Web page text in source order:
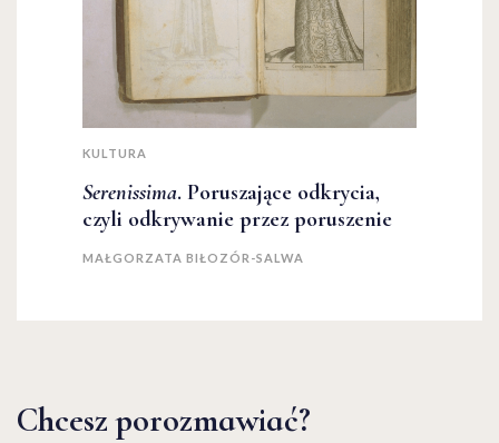
KULTURA
Serenissima. Poruszające odkrycia,
czyli odkrywanie przez poruszenie
MAŁGORZATA BIŁOZÓR-SALWA
Chcesz porozmawiać?